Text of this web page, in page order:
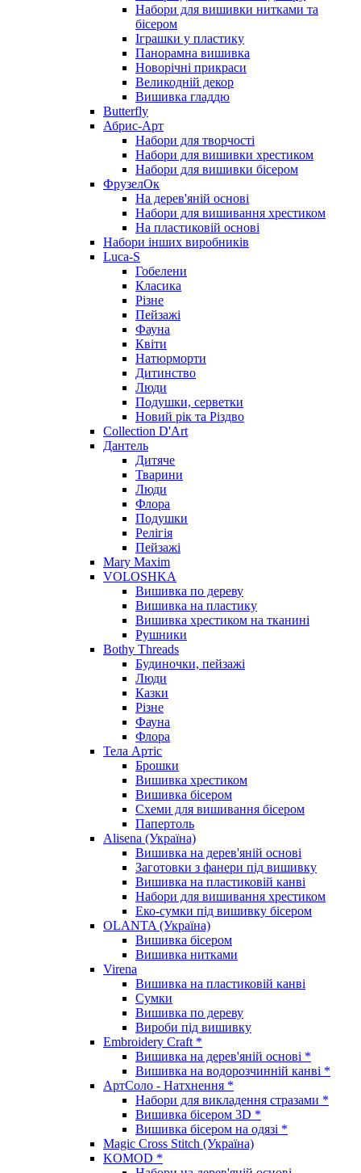
Набори для вишивки нитками та
бісером
Іграшки у пластику
Панорамна вишивка
Новорічні прикраси
Великодній декор
Вишивка гладдю
Butterfly
Абрис-Арт
Набори для творчості
Набори для вишивки хрестиком
Набори для вишивки бісером
ФрузелОк
На дерев'яній основі
Набори для вишивання хрестиком
На пластиковій основі
Набори інших виробників
Luca-S
Гобелени
Класика
Різне
Пейзажі
Фауна
Квіти
Натюрморти
Дитинство
Люди
Подушки, серветки
Новий рік та Різдво
Collection D'Art
Дантель
Дитяче
Тварини
Люди
Флора
Подушки
Релігія
Пейзажі
Mary Maxim
VOLOSHKA
Вишивка по дереву
Вишивка на пластику
Вишивка хрестиком на тканині
Рушники
Bothy Threads
Будиночки, пейзажі
Люди
Казки
Різне
Фауна
Флора
Тела Артіс
Брошки
Вишивка хрестиком
Вишивка бісером
Схеми для вишивання бісером
Папертоль
Alisena (Україна)
Вишивка на дерев'яній основі
Заготовки з фанери під вишивку
Вишивка на пластиковій канві
Набори для вишивання хрестиком
Еко-сумки під вишивку бісером
OLANTA (Україна)
Вишивка бісером
Вишивка нитками
Virena
Вишивка на пластиковій канві
Сумки
Вишивка по дереву
Вироби під вишивку
Embroidery Craft *
Вишивка на дерев'яній основі *
Вишивка на водорозчинній канві *
АртСоло - Натхнення *
Набори для викладення стразами *
Вишивка бісером 3D *
Вишивка бісером на одязі *
Magic Cross Stitch (Україна)
KOMOD *